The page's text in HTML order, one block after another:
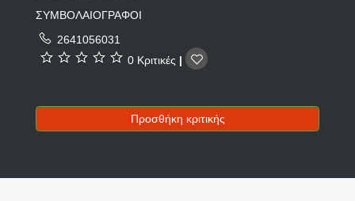
ΣΥΜΒΟΛΑΙΟΓΡΑΦΟΙ
2641056031
0 Κριτικές |
Προσθήκη κριτικής